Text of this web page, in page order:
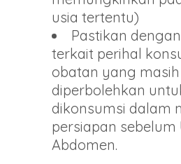
usia tertentu)
Pastikan
terkait perihal
obatan yang masih
diperbolehkan
dikonsumsi dalam
persiapan sebelum
Abdomen.